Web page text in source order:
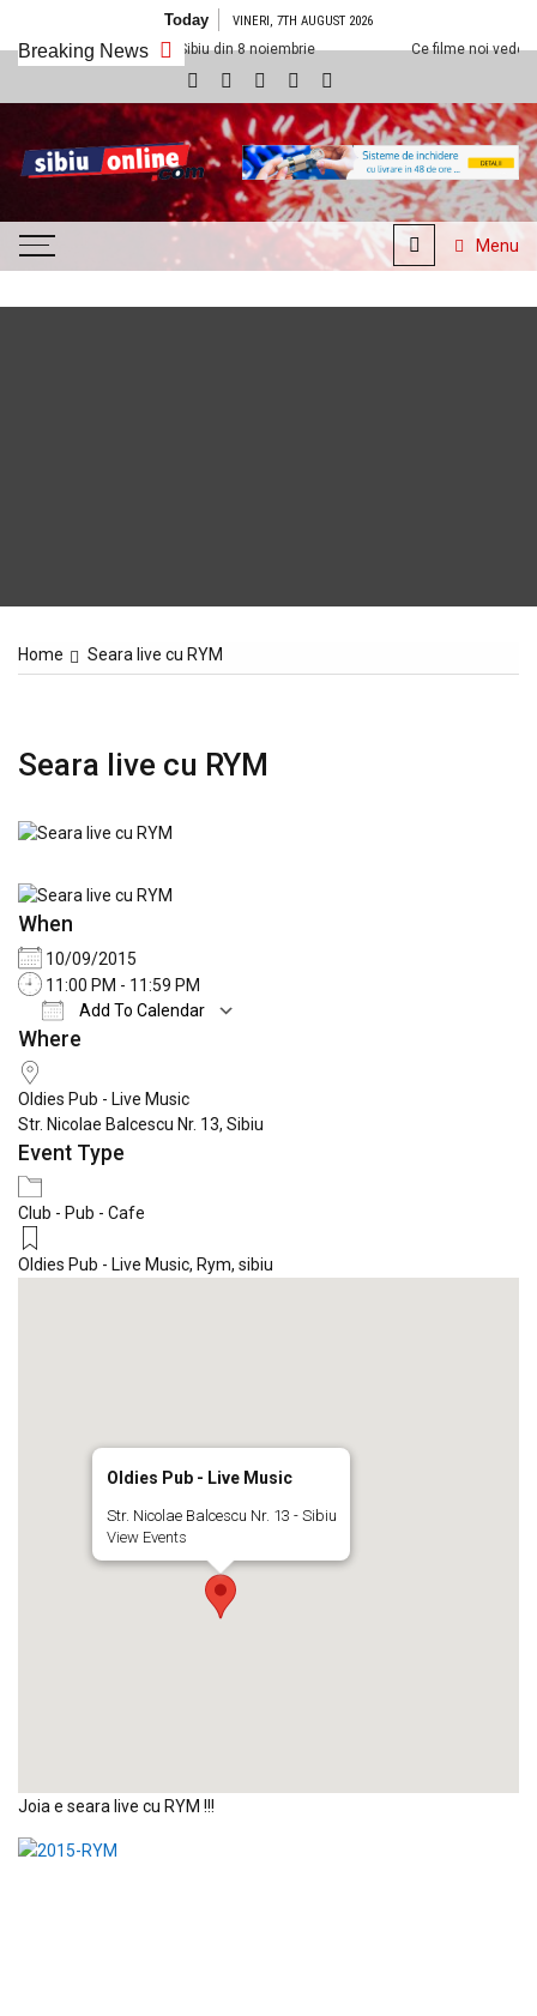
Today VINERI, 7TH AUGUST 2026
Breaking News
Cineplexx Sibiu din 8 noiembrie Ce filme noi vedem la Cineplexx
SibiuOnline.com
… locatii si evenimente din
Sibiu!!!
Menu
Home Seara live cu RYM
Seara live cu RYM
When
10/09/2015
11:00 PM - 11:59 PM
Add To Calendar
Download ICS
Where
Oldies Pub - Live Music
Str. Nicolae Balcescu Nr. 13, Sibiu
Event Type
Club - Pub - Cafe
Oldies Pub - Live Music, Rym, sibiu
Oldies Pub - Live Music
Str. Nicolae Balcescu Nr. 13 - Sibiu
View Events
Joia e seara live cu RYM !!!